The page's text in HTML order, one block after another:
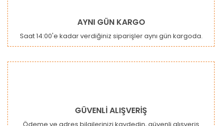
Ürün açıklamasında eksik bilgiler bulunuyor.
Ürün bilgilerinde hatalar bulunuyor.
AYNI GÜN KARGO
Saat 14:00'e kadar verdiğiniz siparişler aynı gün kargoda.
GÜVENLİ ALIŞVERİŞ